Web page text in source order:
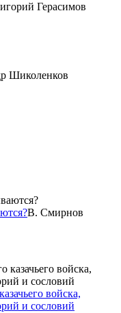
Герасимов
Шиколенков
В. Смирнов
войска,
и сословий